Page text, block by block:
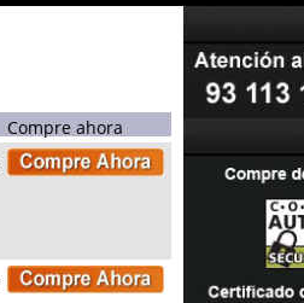
Compre ahora